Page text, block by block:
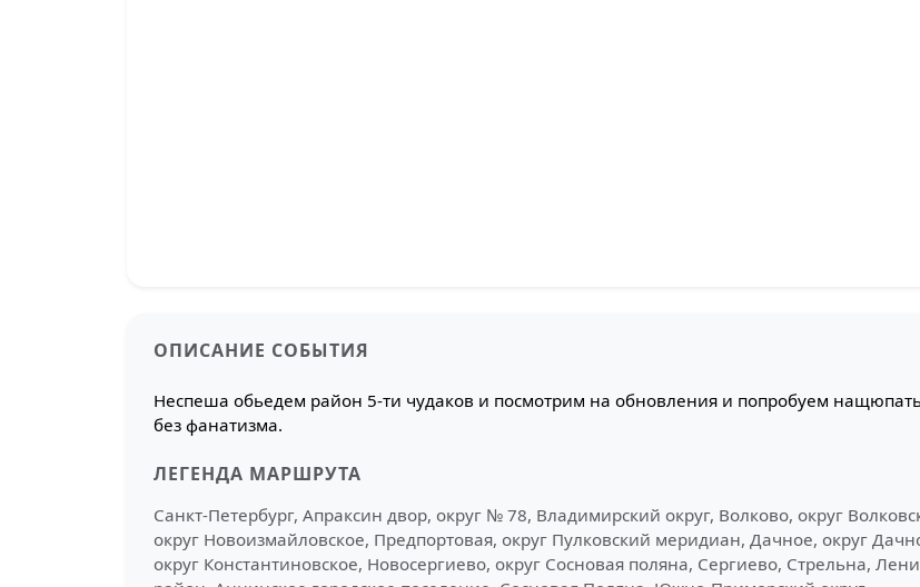
ОПИСАНИЕ СОБЫТИЯ
Неспеша обьедем район 5-ти чудаков и посмотрим на обновления и попробуем
без фанатизма.
ЛЕГЕНДА МАРШРУТА
Санкт-Петербург, Апраксин двор, округ № 78, Владимирский округ, Волково, округ
округ Новоизмайловское, Предпортовая, округ Пулковский меридиан, Дачное, округ
округ Константиновское, Новосергиево, округ Сосновая поляна, Сергиево, Стрельна,